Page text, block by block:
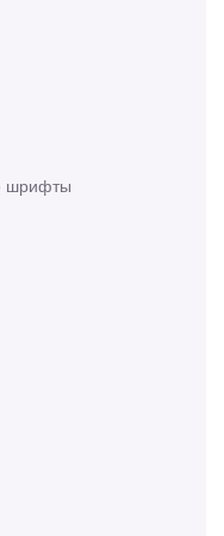
шрифты